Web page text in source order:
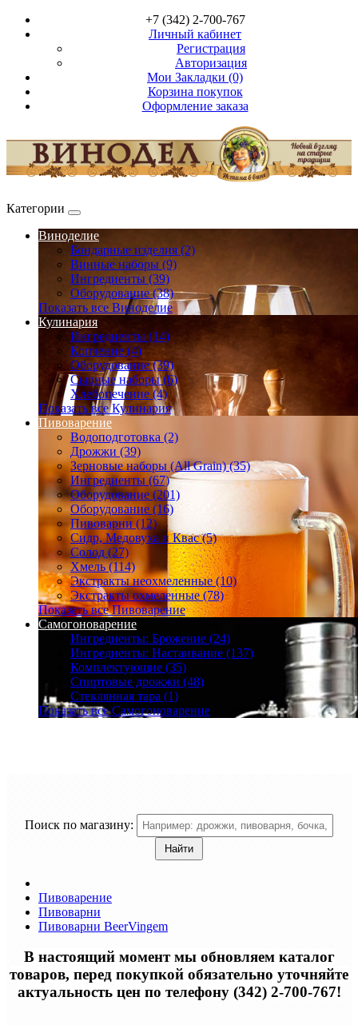
+7 (342) 2-700-767
Личный кабинет
Регистрация
Авторизация
Мои Закладки (0)
Корзина покупок
Оформление заказа
Категории
Виноделие
Бондарные изделия (2)
Винные наборы (9)
Ингредиенты (39)
Оборудование (38)
Показать все Виноделие
Кулинария
Ингредиенты (14)
Копчение (4)
Оборудование (39)
Сырные наборы (6)
Хлебопечение (4)
Показать все Кулинария
Пивоварение
Водоподготовка (2)
Дрожжи (39)
Зерновые наборы (All Grain) (35)
Ингредиенты (67)
Оборудование (201)
Оборудование (16)
Пивоварни (12)
Сидр, Медовуха и Квас (5)
Солод (27)
Хмель (114)
Экстракты неохмеленные (10)
Экстракты охмеленные (78)
Показать все Пивоварение
Самогоноварение
Ингредиенты: Брожение (24)
Ингредиенты: Настаивание (137)
Комплектующие (35)
Спиртовые дрожжи (48)
Стеклянная тара (1)
Показать все Самогоноварение
Поиск по магазину:
Пивоварение
Пивоварни
Пивоварни BeerVingem
В настоящий момент мы обновляем каталог
товаров, перед покупкой обязательно уточняйте
актуальность цен по телефону (342) 2-700-767!